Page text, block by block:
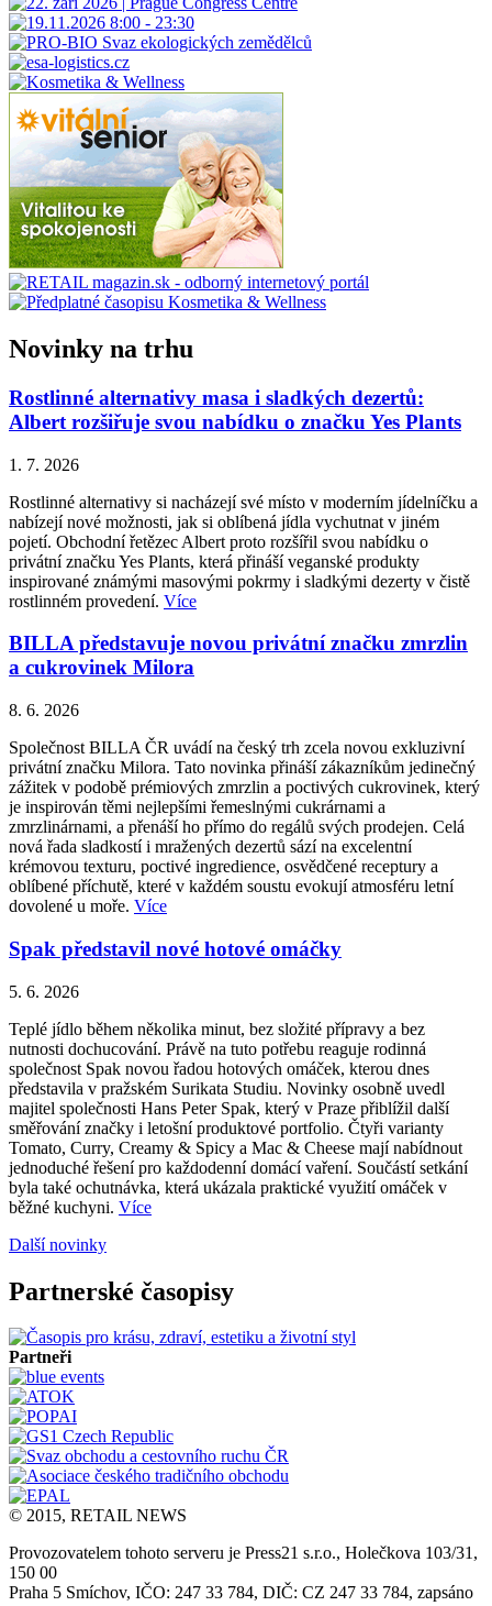
Novinky na trhu
Rostlinné alternativy masa i sladkých dezertů:
Albert rozšiřuje svou nabídku o značku Yes Plants
1. 7. 2026
Rostlinné alternativy si nacházejí své místo v moderním jídelníčku a
nabízejí nové možnosti, jak si oblíbená jídla vychutnat v jiném
pojetí. Obchodní řetězec Albert proto rozšířil svou nabídku o
privátní značku Yes Plants, která přináší veganské produkty
inspirované známými masovými pokrmy i sladkými dezerty v čistě
rostlinném provedení. Více
BILLA představuje novou privátní značku zmrzlin
a cukrovinek Milora
8. 6. 2026
Společnost BILLA ČR uvádí na český trh zcela novou exkluzivní
privátní značku Milora. Tato novinka přináší zákazníkům jedinečný
zážitek v podobě prémiových zmrzlin a poctivých cukrovinek, který
je inspirován těmi nejlepšími řemeslnými cukrárnami a
zmrzlinárnami, a přenáší ho přímo do regálů svých prodejen. Celá
nová řada sladkostí i mražených dezertů sází na excelentní
krémovou texturu, poctivé ingredience, osvědčené receptury a
oblíbené příchutě, které v každém soustu evokují atmosféru letní
dovolené u moře. Více
Spak představil nové hotové omáčky
5. 6. 2026
Teplé jídlo během několika minut, bez složité přípravy a bez
nutnosti dochucování. Právě na tuto potřebu reaguje rodinná
společnost Spak novou řadou hotových omáček, kterou dnes
představila v pražském Surikata Studiu. Novinky osobně uvedl
majitel společnosti Hans Peter Spak, který v Praze přiblížil další
směřování značky i letošní produktové portfolio. Čtyři varianty
Tomato, Curry, Creamy & Spicy a Mac & Cheese mají nabídnout
jednoduché řešení pro každodenní domácí vaření. Součástí setkání
byla také ochutnávka, která ukázala praktické využití omáček v
běžné kuchyni. Více
Další novinky
Partnerské časopisy
Partneři
© 2015, RETAIL NEWS
Provozovatelem tohoto serveru je Press21 s.r.o., Holečkova 103/31,
150 00
Praha 5 Smíchov, IČO: 247 33 784, DIČ: CZ 247 33 784, zapsáno